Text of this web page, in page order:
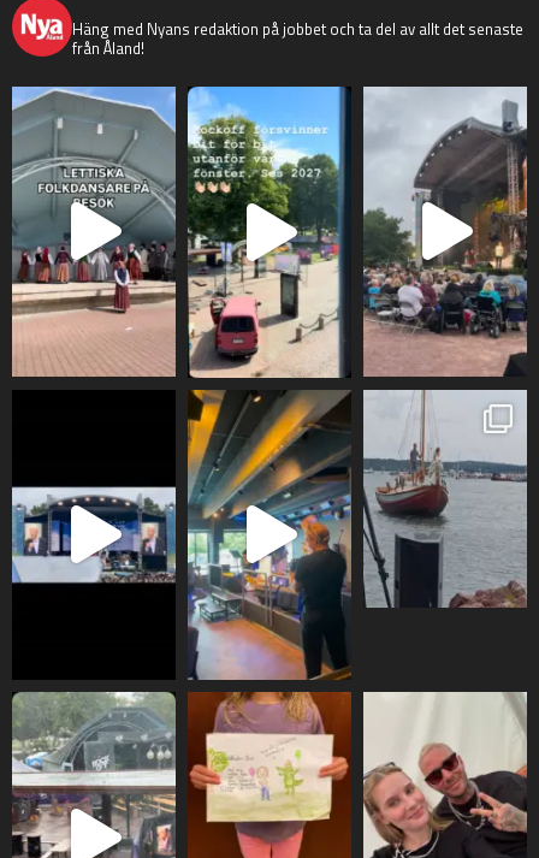
Häng med Nyans redaktion på jobbet och ta del av allt det senaste
från Åland!